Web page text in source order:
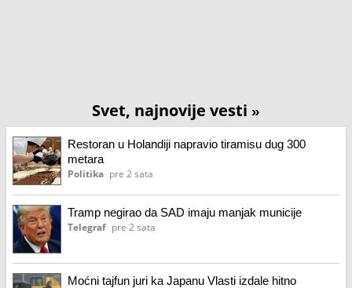
Svet, najnovije vesti »
Restoran u Holandiji napravio tiramisu dug 300
metara
Politika pre 2 sata
Tramp negirao da SAD imaju manjak municije
Telegraf pre 2 sata
Moćni tajfun juri ka Japanu Vlasti izdale hitno